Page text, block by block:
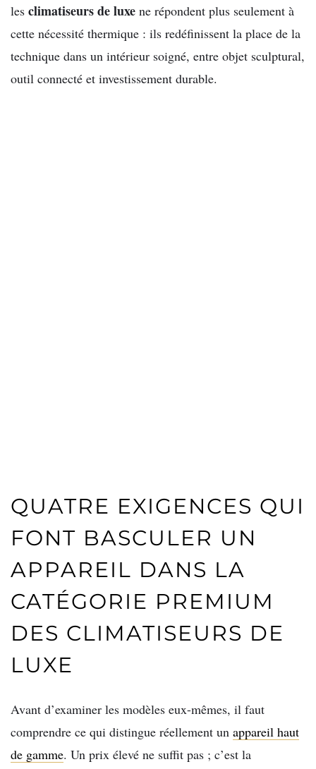
les climatiseurs de luxe ne répondent plus seulement à
cette nécessité thermique : ils redéfinissent la place de la
technique dans un intérieur soigné, entre objet sculptural,
outil connecté et investissement durable.
QUATRE EXIGENCES QUI
FONT BASCULER UN
APPAREIL DANS LA
CATÉGORIE PREMIUM
DES CLIMATISEURS DE
LUXE
Avant d’examiner les modèles eux-mêmes, il faut
comprendre ce qui distingue réellement un appareil haut
de gamme. Un prix élevé ne suffit pas ; c’est la